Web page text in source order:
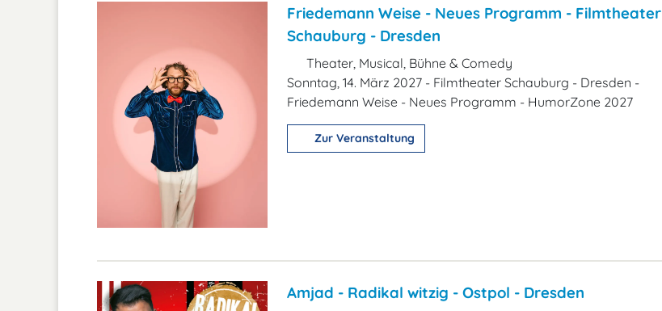
Friedemann Weise - Neues Programm - Filmtheater
Schauburg - Dresden
Theater, Musical, Bühne & Comedy
Sonntag, 14. März 2027 - Filmtheater Schauburg - Dresden -
Friedemann Weise - Neues Programm - HumorZone 2027
Zur Veranstaltung
Amjad - Radikal witzig - Ostpol - Dresden